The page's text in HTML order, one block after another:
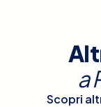
a
Scopri